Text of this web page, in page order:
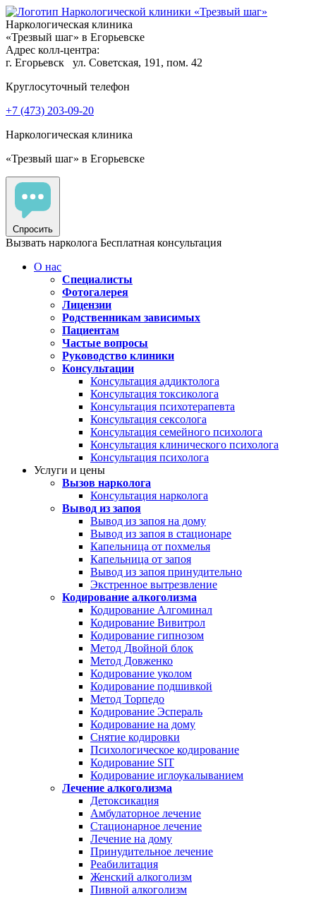
Наркологическая клиника
«Трезвый шаг» в Егорьевске
Адрес колл-центра:
г. Егорьевск
ул. Советская, 191, пом. 42
Круглосуточный телефон
+7 (473) 203-09-20
Наркологическая клиника
«Трезвый шаг» в Егорьевске
Спросить
Вызвать нарколога Бесплатная консультация
О нас
Специалисты
Фотогалерея
Лицензии
Родственникам зависимых
Пациентам
Частые вопросы
Руководство клиники
Консультации
Консультация аддиктолога
Консультация токсиколога
Консультация психотерапевта
Консультация сексолога
Консультация семейного психолога
Консультация клинического психолога
Консультация психолога
Услуги и цены
Вызов нарколога
Консультация нарколога
Вывод из запоя
Вывод из запоя на дому
Вывод из запоя в стационаре
Капельница от похмелья
Капельница от запоя
Вывод из запоя принудительно
Экстренное вытрезвление
Кодирование алкоголизма
Кодирование Алгоминал
Кодирование Вивитрол
Кодирование гипнозом
Метод Двойной блок
Метод Довженко
Кодирование уколом
Кодирование подшивкой
Метод Торпедо
Кодирование Эспераль
Кодирование на дому
Снятие кодировки
Психологическое кодирование
Кодирование SIT
Кодирование иглоукалыванием
Лечение алкоголизма
Детоксикация
Амбулаторное лечение
Стационарное лечение
Лечение на дому
Принудительное лечение
Реабилитация
Женский алкоголизм
Пивной алкоголизм